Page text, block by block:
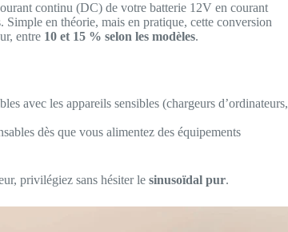
continu (DC) de votre batterie 12V en courant
en théorie, mais en pratique, cette conversion
entre 10 et 15 % selon les modèles.
avec les appareils sensibles (chargeurs d’ordinateurs,
dès que vous alimentez des équipements
privilégiez sans hésiter le sinusoïdal pur.